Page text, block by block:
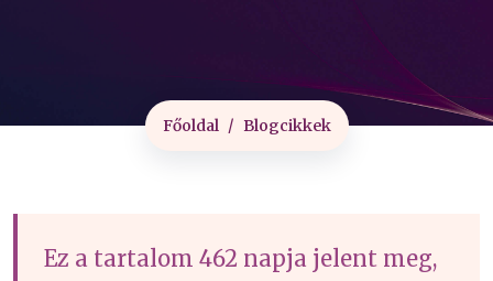
Főoldal Blogcikkek
Ez a tartalom 462 napja jelent meg,